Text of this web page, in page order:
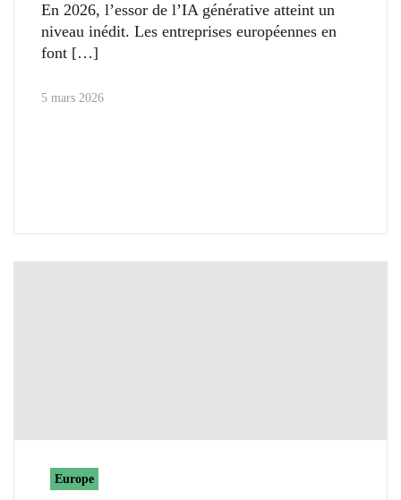
En 2026, l’essor de l’IA générative atteint un
niveau inédit. Les entreprises européennes en
font
5 mars 2026
Europe